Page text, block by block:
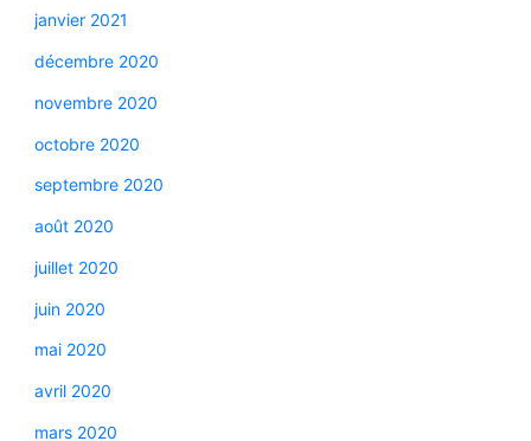
janvier 2021
décembre 2020
novembre 2020
octobre 2020
septembre 2020
août 2020
juillet 2020
juin 2020
mai 2020
avril 2020
mars 2020